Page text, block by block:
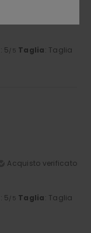
: 5 /5 Taglia: Taglia
Acquisto verificato
: 5 /5 Taglia: Taglia